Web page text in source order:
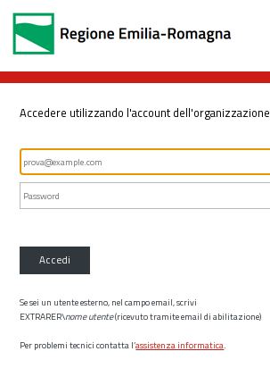
Accedere utilizzando l'account dell'organizzazione
Accedi
Se sei un utente esterno, nel campo email, scrivi
EXTRARER\nome utente(ricevuto tramite email di abilitazione)
Per problemi tecnici contatta l’assistenza informatica.